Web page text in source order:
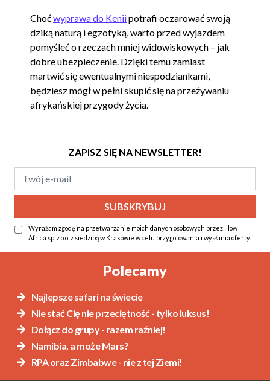
Choćwyprawa do Keniipotrafi oczarować swoją
dziką naturą i egzotyką, warto przed wyjazdem
pomyśleć o rzeczach mniej widowiskowych – jak
dobre ubezpieczenie. Dzięki temu zamiast
martwić się ewentualnymi niespodziankami,
będziesz mógł w pełni skupić się na przeżywaniu
afrykańskiej przygody życia.
ZAPISZ SIĘ NA NEWSLETTER!
Wyrażam zgodę na przetwarzanie moich danych osobowych przez Flow
Africa sp. z o.o. z siedzibą w Krakowie w celu przygotowania i wysłania oferty.
Alternative:
Polecamy
Najlepsze safari na świecie
Nie stać Cię nie przeciętność - tylko luksus!
Dołącz do grupy - razem raźniej!
Namibia, a może Mars?
RPA oraz Zimbabwe - nie z tej Ziemi!